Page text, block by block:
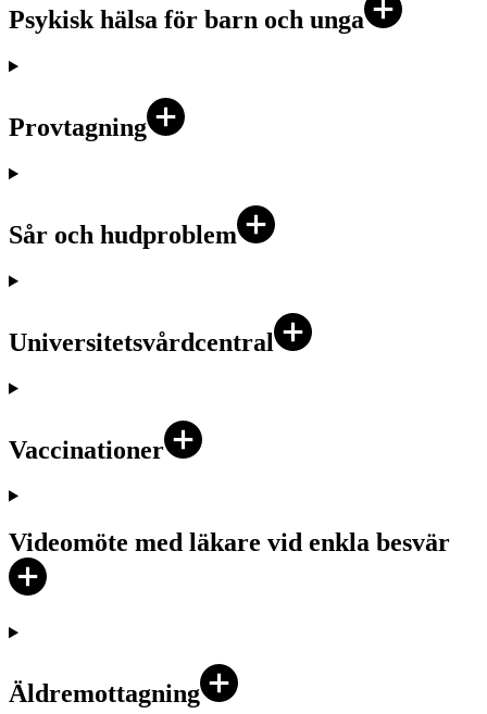
Psykisk hälsa för barn och unga
Provtagning
Sår och hudproblem
Universitetsvårdcentral
Vaccinationer
Videomöte med läkare vid enkla besvär
Äldremottagning